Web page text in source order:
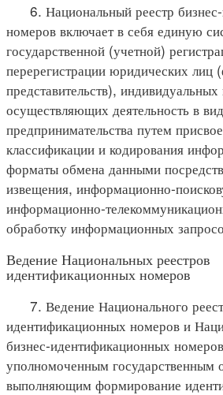
6. Национальный реестр
номеров включает в себя единую
государственной (учетной)
перерегистрации юридических лиц
представительств),
осуществляющих деятельность в
предпринимательства путем
классификации и кодирования
форматы обмена данными
извещения, информационно-
информационно-
обработку информационных
Ведение Национальных реестров
идентификационных номеров
7. Ведение Национального
идентификационных номеров и
бизнес-идентификационных
уполномоченным государственным
выполняющим формирование